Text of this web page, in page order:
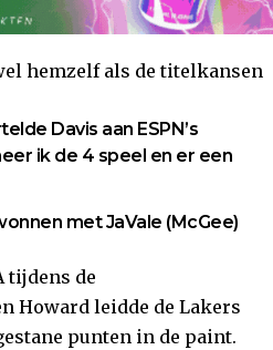
hemzelf als de titelkansen
Davis aan ESPN’s
ik de 4 speel en er een
met JaVale (McGee)
tijdens de
Howard leidde de Lakers
punten in de paint.